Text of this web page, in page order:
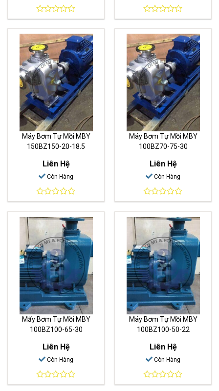
0
out
of
5
0
out
of
5
Máy Bơm Tự Mồi MBY
150BZ150-20-18.5
Liên Hệ
Còn Hàng
0
out
of
Máy Bơm Tự Mồi MBY
100BZ70-75-30
Liên Hệ
Còn Hàng
0
out
of
Mấy Bơm Tự Mồi MBY
100BZ100-65-30
Liên Hệ
Còn Hàng
0
Máy Bơm Tự Mồi MBY
100BZ100-50-22
Liên Hệ
Còn Hàng
0